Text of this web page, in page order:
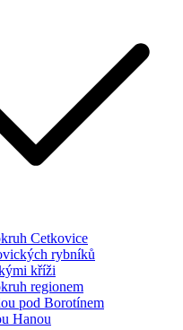
Cetkovice
rybníků
kříži
regionem
pod Borotínem
Hanou